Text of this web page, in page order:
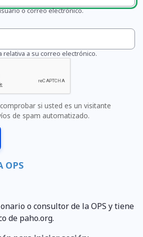
o correo electrónico.
a su correo electrónico.
si usted es un visitante
de spam automatizado.
OPS
o consultor de la OPS y tiene
de paho.org.